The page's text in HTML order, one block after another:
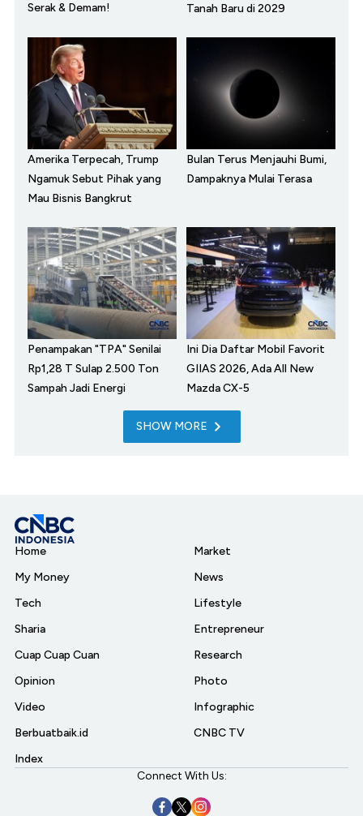
Serak & Demam!
Tanah Baru di 2029
Amerika Terpecah, Trump
Ngamuk Sebut Pihak yang
Mau Bisnis Bangkrut
Bulan Terus Menjauhi Bumi,
Dampaknya Mulai Terasa
Penampakan "TPA" Senilai
Rp1,28 T Sulap 2.500 Ton
Sampah Jadi Energi
Ini Dia Daftar Mobil Favorit
GIIAS 2026, Ada All New
Mazda CX-5
SHOW MORE
Home
My Money
Tech
Sharia
Cuap Cuap Cuan
Opinion
Video
Berbuatbaik.id
Index
Market
News
Lifestyle
Entrepreneur
Research
Photo
Infographic
CNBC TV
Connect With Us: